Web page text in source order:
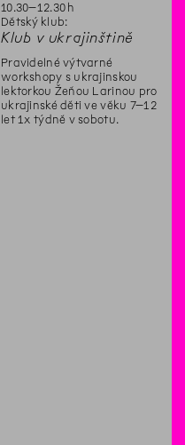
10.30–12.30 h
Dětský klub:
Klub v ukrajinštině
Pravidelné výtvarné
workshopy s ukrajinskou
lektorkou Žeňou Larinou pro
ukrajinské děti ve věku 7–12
let 1x týdně v sobotu.